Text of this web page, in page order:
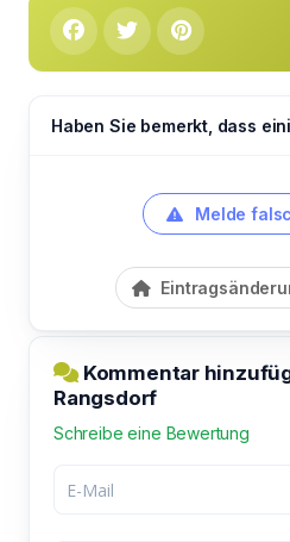
Haben Sie bemerkt, dass
Melde
Kommentar
Rangsdorf
Schreibe eine Bewertung